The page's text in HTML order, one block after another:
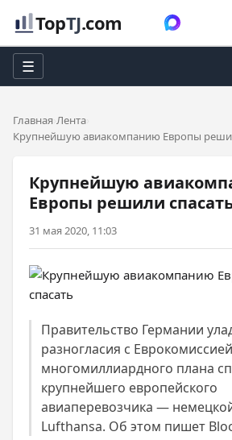
TopTJ.com
☰
Главная Лента
Крупнейшую авиакомпанию Европы
Крупнейшую
Европы решили
31 мая 2020, 11:03
Правительство Германии
разногласия с
многомиллиардного плана
крупнейшего европейского
авиаперевозчика —
Lufthansa. Об этом пишет